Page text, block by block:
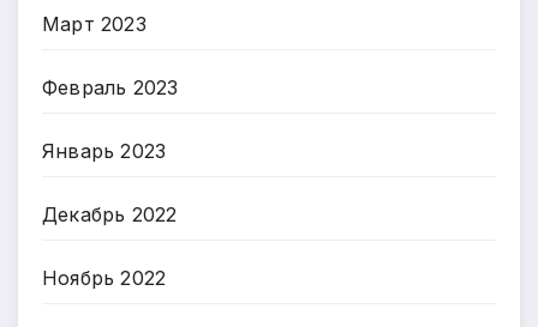
Март 2023
Февраль 2023
Январь 2023
Декабрь 2022
Ноябрь 2022